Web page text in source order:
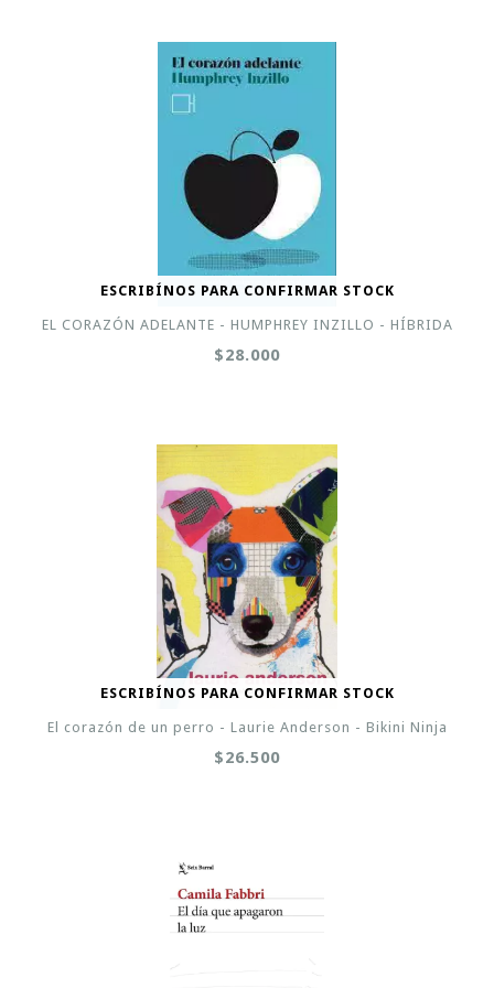
ESCRIBÍNOS PARA CONFIRMAR STOCK
EL CORAZÓN ADELANTE - HUMPHREY INZILLO - HÍBRIDA
$28.000
ESCRIBÍNOS PARA CONFIRMAR STOCK
El corazón de un perro - Laurie Anderson - Bikini Ninja
$26.500